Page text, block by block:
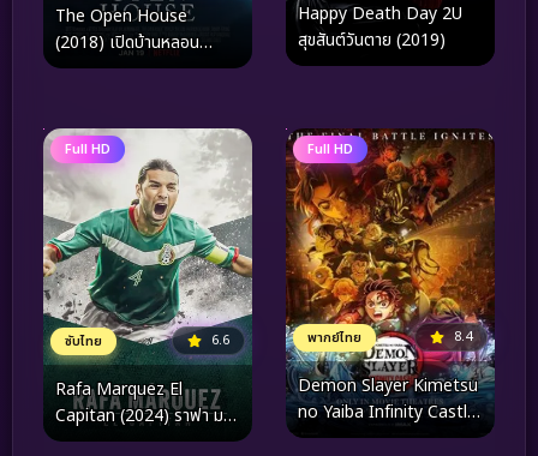
The Open House
(2018) เปิดบ้านหลอน
สัมผัสสยอง
Happy Death Day 2U
สุขสันต์วันตาย (2019)
Full HD
ซับไทย 6.6
Rafa Marquez El
Capitan (2024) ราฟา มาร์
เกซ
Full HD
พากย์ไทย 8.4
Demon Slayer Kimetsu
no Yaiba Infinity Castle
(2025) ดาบพิฆาตอสูร ภาค